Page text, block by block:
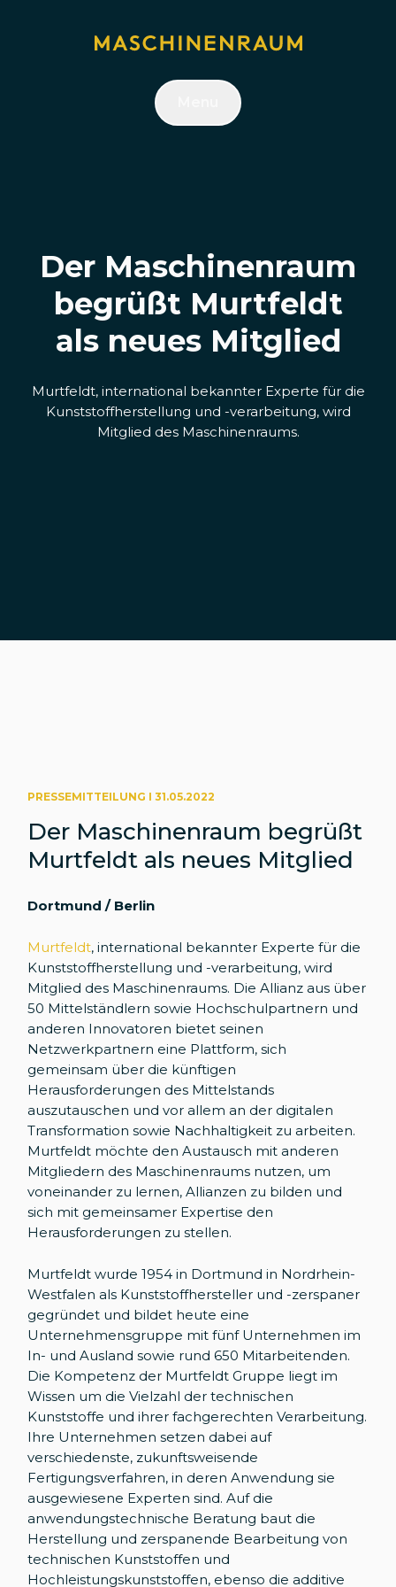
Der Maschinenraum
begrüßt Murtfeldt
als neues Mitglied
Murtfeldt, international bekannter Experte für die
Kunststoffherstellung und -verarbeitung, wird
Mitglied des Maschinenraums.
PRESSEMITTEILUNG I 31.05.2022
Der Maschinenraum begrüßt
Murtfeldt als neues Mitglied
Dortmund / Berlin
Murtfeldt, international bekannter Experte für die
Kunststoffherstellung und -verarbeitung, wird
Mitglied des Maschinenraums. Die Allianz aus über
50 Mittelständlern sowie Hochschulpartnern und
anderen Innovatoren bietet seinen
Netzwerkpartnern eine Plattform, sich
gemeinsam über die künftigen
Herausforderungen des Mittelstands
auszutauschen und vor allem an der digitalen
Transformation sowie Nachhaltigkeit zu arbeiten.
Murtfeldt möchte den Austausch mit anderen
Mitgliedern des Maschinenraums nutzen, um
voneinander zu lernen, Allianzen zu bilden und
sich mit gemeinsamer Expertise den
Herausforderungen zu stellen.
Murtfeldt wurde 1954 in Dortmund in Nordrhein-
Westfalen als Kunststoffhersteller und -zerspaner
gegründet und bildet heute eine
Unternehmensgruppe mit fünf Unternehmen im
In- und Ausland sowie rund 650 Mitarbeitenden.
Die Kompetenz der Murtfeldt Gruppe liegt im
Wissen um die Vielzahl der technischen
Kunststoffe und ihrer fachgerechten Verarbeitung.
Ihre Unternehmen setzen dabei auf
verschiedenste, zukunftsweisende
Fertigungsverfahren, in deren Anwendung sie
ausgewiesene Experten sind. Auf die
anwendungstechnische Beratung baut die
Herstellung und zerspanende Bearbeitung von
technischen Kunststoffen und
Hochleistungskunststoffen, ebenso die additive